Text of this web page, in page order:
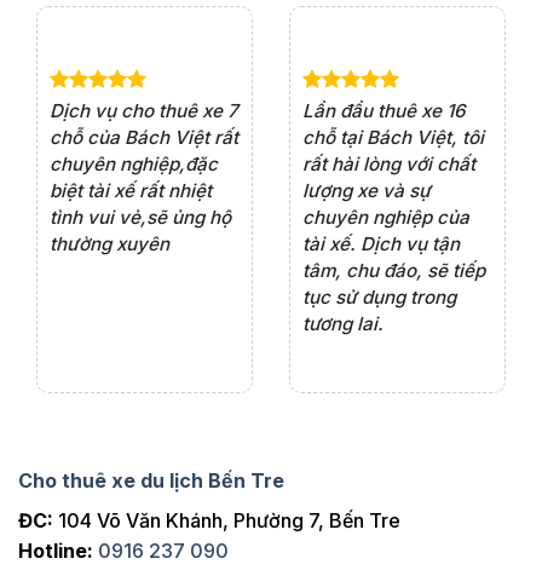
Dịch vụ cho thuê xe 7
chỗ của Bách Việt rất
chuyên nghiệp,đặc
biệt tài xế rất nhiệt
tình vui vẻ,sẽ ủng hộ
thường xuyên
Lần đầu thuê xe 16
chỗ tại Bách Việt, tôi
rất hài lòng với chất
lượng xe và sự
chuyên nghiệp của
tài xế. Dịch vụ tận
tâm, chu đáo, sẽ tiếp
tục sử dụng trong
tương lai.
Cho thuê xe du lịch Bến Tre
ĐC: 104 Võ Văn Khánh, Phường 7, Bến Tre
Hotline: 0916 237 090